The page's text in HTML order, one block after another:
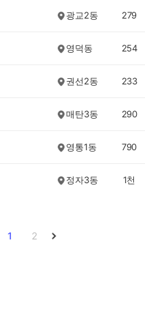
광교2동 279
영덕동 254
권선2동 233
매탄3동 290
영통1동 790
정자3동 1천
1 2